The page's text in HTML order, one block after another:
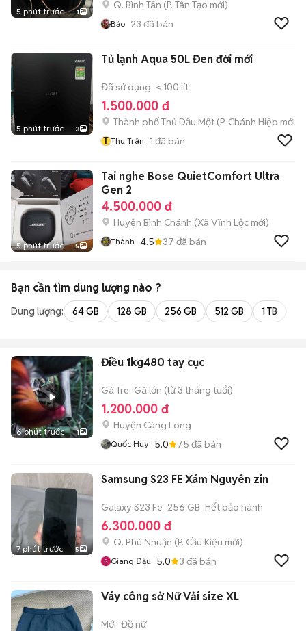
5 phút trước 1
Q. Bình Tân (P. Tân Tạo mới)
Bảo 23 đã bán
5 phút trước 3
Tủ lạnh Aqua 50L Đen đời mới
Đã sử dụng < 100 lít
1.500.000 đ
Thành phố Thủ Dầu Một (P. Chánh Hiệp mới)
T Thu Trân 1 đã bán
5 phút trước 5
Tai nghe Bose QuietComfort Ultra
Gen 2
4.500.000 đ
Huyện Bình Chánh (Xã Vĩnh Lộc mới)
Thành 4.5 37 đã bán
Bạn cần tìm dung lượng nào ?
Dung lượng: 64 GB 128 GB 256 GB 512 GB 1 TB
6 phút trước 1
Điều 1kg480 tay cục
Gà Tre Gà lớn (từ 3 tháng tuổi)
1.200.000 đ
Huyện Càng Long
Quốc Huy 5.0 75 đã bán
7 phút trước 5
Samsung S23 FE Xám Nguyên zin
Galaxy S23 Fe 256 GB Hết bảo hành
6.300.000 đ
Q. Phú Nhuận (P. Cầu Kiệu mới)
Giang Đậu 5.0 3 đã bán
Váy công sở Nữ Vải size XL
Mới Đồ nữ